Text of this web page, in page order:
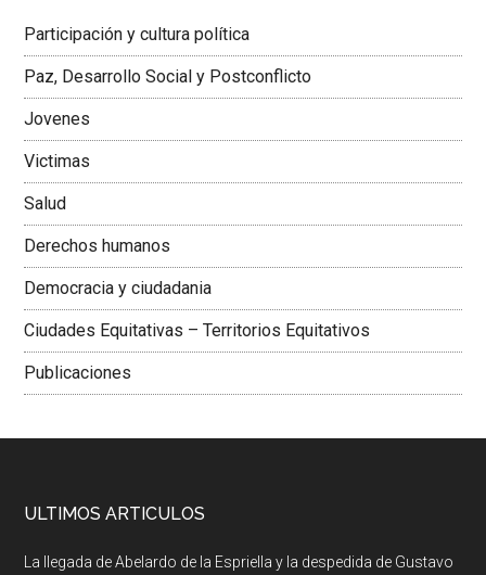
Colombiana
Participación y cultura política
Paz, Desarrollo Social y Postconflicto
Jovenes
Victimas
Salud
Derechos humanos
Democracia y ciudadania
Ciudades Equitativas – Territorios Equitativos
Publicaciones
ULTIMOS ARTICULOS
La llegada de Abelardo de la Espriella y la despedida de Gustavo